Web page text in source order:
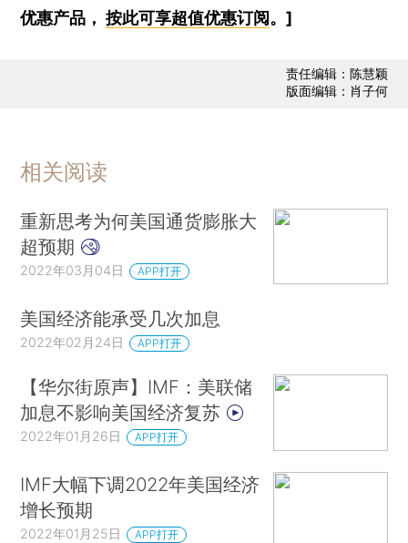
优惠产品，按此可享超值优惠订阅 。]
责任编辑：陈慧颖
版面编辑：肖子何
相关阅读
重新思考为何美国通货膨胀大
超预期
2022年03月04日 APP打开
美国经济能承受几次加息
2022年02月24日 APP打开
【华尔街原声】IMF：美联储
加息不影响美国经济复苏
2022年01月26日 APP打开
IMF大幅下调2022年美国经济
增长预期
2022年01月25日 APP打开